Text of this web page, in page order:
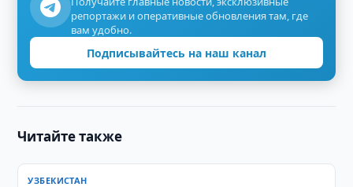
репортажи и оперативные обновления там, где
вам удобно.
Подписывайтесь на наш канал
Читайте также
УЗБЕКИСТАН